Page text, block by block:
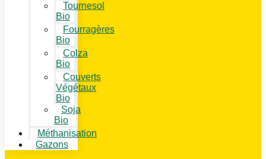
Tournesol
Bio
Fourragères
Bio
Colza
Bio
Couverts
Végétaux
Bio
Soja
Bio
Méthanisation
Gazons